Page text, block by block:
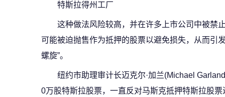
特斯拉得州工厂
这种做法风险较高，并在许多上市公司中被禁
可能被迫抛售作为抵押的股票以避免损失，从而引
螺旋”。
纽约市助理审计长迈克尔·加兰(Michael
0万股特斯拉股票，一直反对马斯克抵押特斯拉股票